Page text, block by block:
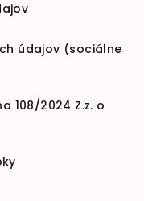
údajov (sociálne
108/2024 Z.z. o